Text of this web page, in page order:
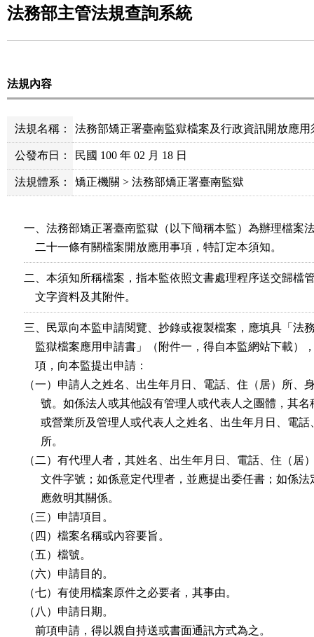
法務部主管法規查詢系統
法規內容
法規名稱： 法務部矯正署臺南監獄檔案及行政資訊開放應用
公發布日： 民國 100 年 02 月 18 日
法規體系： 矯正機關 > 法務部矯正署臺南監獄
一、法務部矯正署臺南監獄（以下簡稱本監）為辦理檔案
    二十一條有關檔案開放應用事項，特訂定本須知。
二、本須知所稱檔案，指本監依照文書處理程序送交歸檔
    文字資料及其附件。
三、民眾向本監申請閱覽、抄錄或複製檔案，應填具「法
監獄檔案應用申請書」（附件一，得自本監網站下載）
    項，向本監提出申請：
（一）申請人之姓名、出生年月日、電話、住（居）所、
號。如係法人或其他設有管理人或代表人之團體，其
或營業所及管理人或代表人之姓名、出生年月日、電
      所。
（二）有代理人者，其姓名、出生年月日、電話、住（居
文件字號；如係意定代理者，並應提出委任書；如係
      應敘明其關係。
（三）申請項目。
（四）檔案名稱或內容要旨。
（五）檔號。
（六）申請目的。
（七）有使用檔案原件之必要者，其事由。
（八）申請日期。
    前項申請，得以親自持送或書面通訊方式為之。